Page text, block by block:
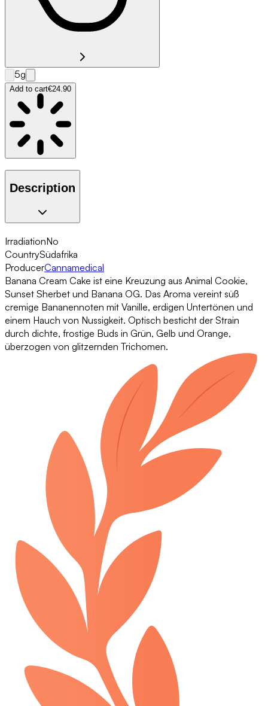
5g
Add to cart€24.90
Description
IrradiationNo
CountrySüdafrika
ProducerCannamedical
Banana Cream Cake ist eine Kreuzung aus Animal Cookie,
Sunset Sherbet und Banana OG. Das Aroma vereint süß
cremige Bananennoten mit Vanille, erdigen Untertönen und
einem Hauch von Nussigkeit. Optisch besticht der Strain
durch dichte, frostige Buds in Grün, Gelb und Orange,
überzogen von glitzernden Trichomen.